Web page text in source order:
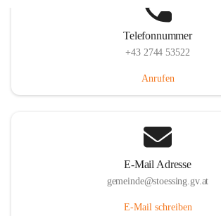
Telefonnummer
+43 2744 53522
Anrufen
E-Mail Adresse
gemeinde@stoessing.gv.at
E-Mail schreiben